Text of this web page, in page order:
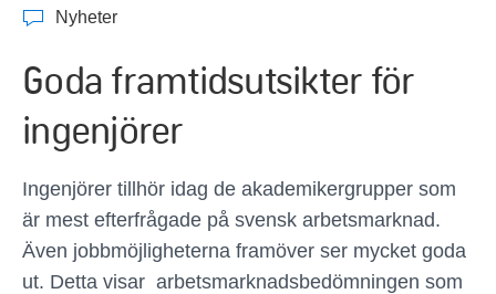
Nyheter
Goda framtidsutsikter för
ingenjörer
Ingenjörer tillhör idag de akademikergrupper som
är mest efterfrågade på svensk arbetsmarknad.
Även jobbmöjligheterna framöver ser mycket goda
ut. Detta visar arbetsmarknadsbedömningen som